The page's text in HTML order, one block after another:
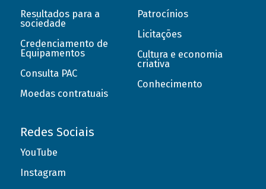
Resultados para a
sociedade
Credenciamento de
Equipamentos
Consulta PAC
Moedas contratuais
Patrocínios
Licitações
Cultura e economia
criativa
Conhecimento
Redes Sociais
YouTube
Instagram